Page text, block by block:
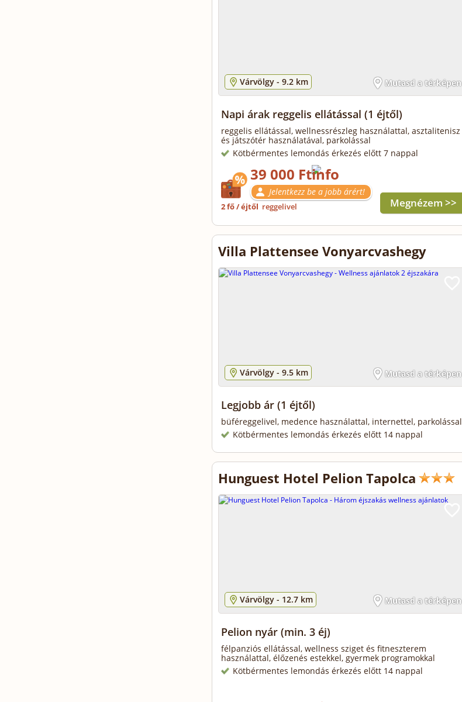
Mutasd a térképen
Várvölgy - 9.2 km
Napi árak reggelis ellátással (1 éjtől)
reggelis ellátással, wellnessrészleg használattal, asztalitenisz
és játszótér használatával, parkolással
Kötbérmentes lemondás érkezés előtt 7 nappal
39 000 Ft
Jelentkezz be a jobb árért!
2 fő / éjtől reggelivel Megnézem >>
Villa Plattensee Vonyarcvashegy
Mutasd a térképen
Várvölgy - 9.5 km
Legjobb ár (1 éjtől)
büféreggelivel, medence használattal, internettel, parkolással
Kötbérmentes lemondás érkezés előtt 14 nappal
Hunguest Hotel Pelion Tapolca
Mutasd a térképen
Várvölgy - 12.7 km
Pelion nyár (min. 3 éj)
félpanziós ellátással, wellness sziget és fitneszterem
használattal, élőzenés estekkel, gyermek programokkal
Kötbérmentes lemondás érkezés előtt 14 nappal